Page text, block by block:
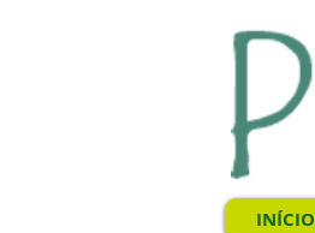
INÍCIO